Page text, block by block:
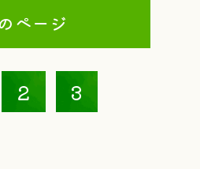
ページ
2 3